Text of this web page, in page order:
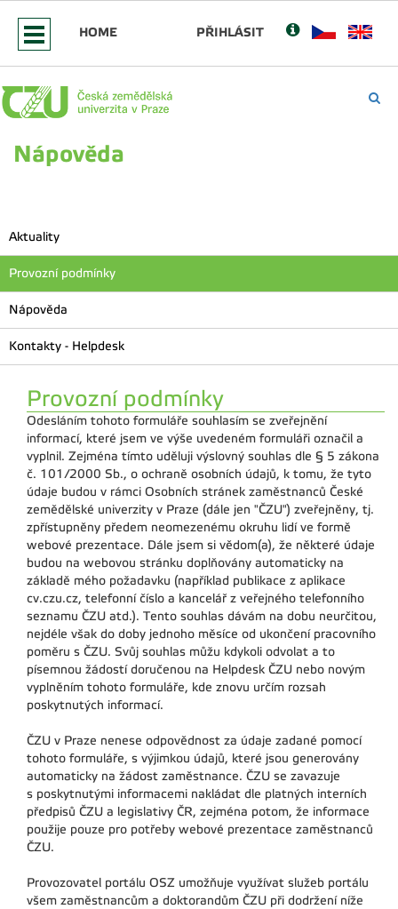
HOME PŘIHLÁSIT
Nápověda
Aktuality
Provozní podmínky
Nápověda
Kontakty - Helpdesk
Provozní podmínky
Odesláním tohoto formuláře souhlasím se zveřejnění
informací, které jsem ve výše uvedeném formuláři označil a
vyplnil. Zejména tímto uděluji výslovný souhlas dle § 5 zákona
č. 101/2000 Sb., o ochraně osobních údajů, k tomu, že tyto
údaje budou v rámci Osobních stránek zaměstnanců České
zemědělské univerzity v Praze (dále jen "ČZU") zveřejněny, tj.
zpřístupněny předem neomezenému okruhu lidí ve formě
webové prezentace. Dále jsem si vědom(a), že některé údaje
budou na webovou stránku doplňovány automaticky na
základě mého požadavku (například publikace z aplikace
cv.czu.cz, telefonní číslo a kancelář z veřejného telefonního
seznamu ČZU atd.). Tento souhlas dávám na dobu neurčitou,
nejdéle však do doby jednoho měsíce od ukončení pracovního
poměru s ČZU. Svůj souhlas můžu kdykoli odvolat a to
písemnou žádostí doručenou na Helpdesk ČZU nebo novým
vyplněním tohoto formuláře, kde znovu určím rozsah
poskytnutých informací.
ČZU v Praze nenese odpovědnost za údaje zadané pomocí
tohoto formuláře, s výjimkou údajů, které jsou generovány
automaticky na žádost zaměstnance. ČZU se zavazuje
s poskytnutými informacemi nakládat dle platných interních
předpisů ČZU a legislativy ČR, zejména potom, že informace
použije pouze pro potřeby webové prezentace zaměstnanců
ČZU.
Provozovatel portálu OSZ umožňuje využívat služeb portálu
všem zaměstnancům a doktorandům ČZU při dodržení níže